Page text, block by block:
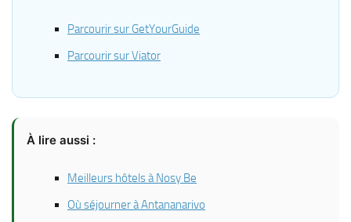
Parcourir sur GetYourGuide
Parcourir sur Viator
À lire aussi :
Meilleurs hôtels à Nosy Be
Où séjourner à Antananarivo